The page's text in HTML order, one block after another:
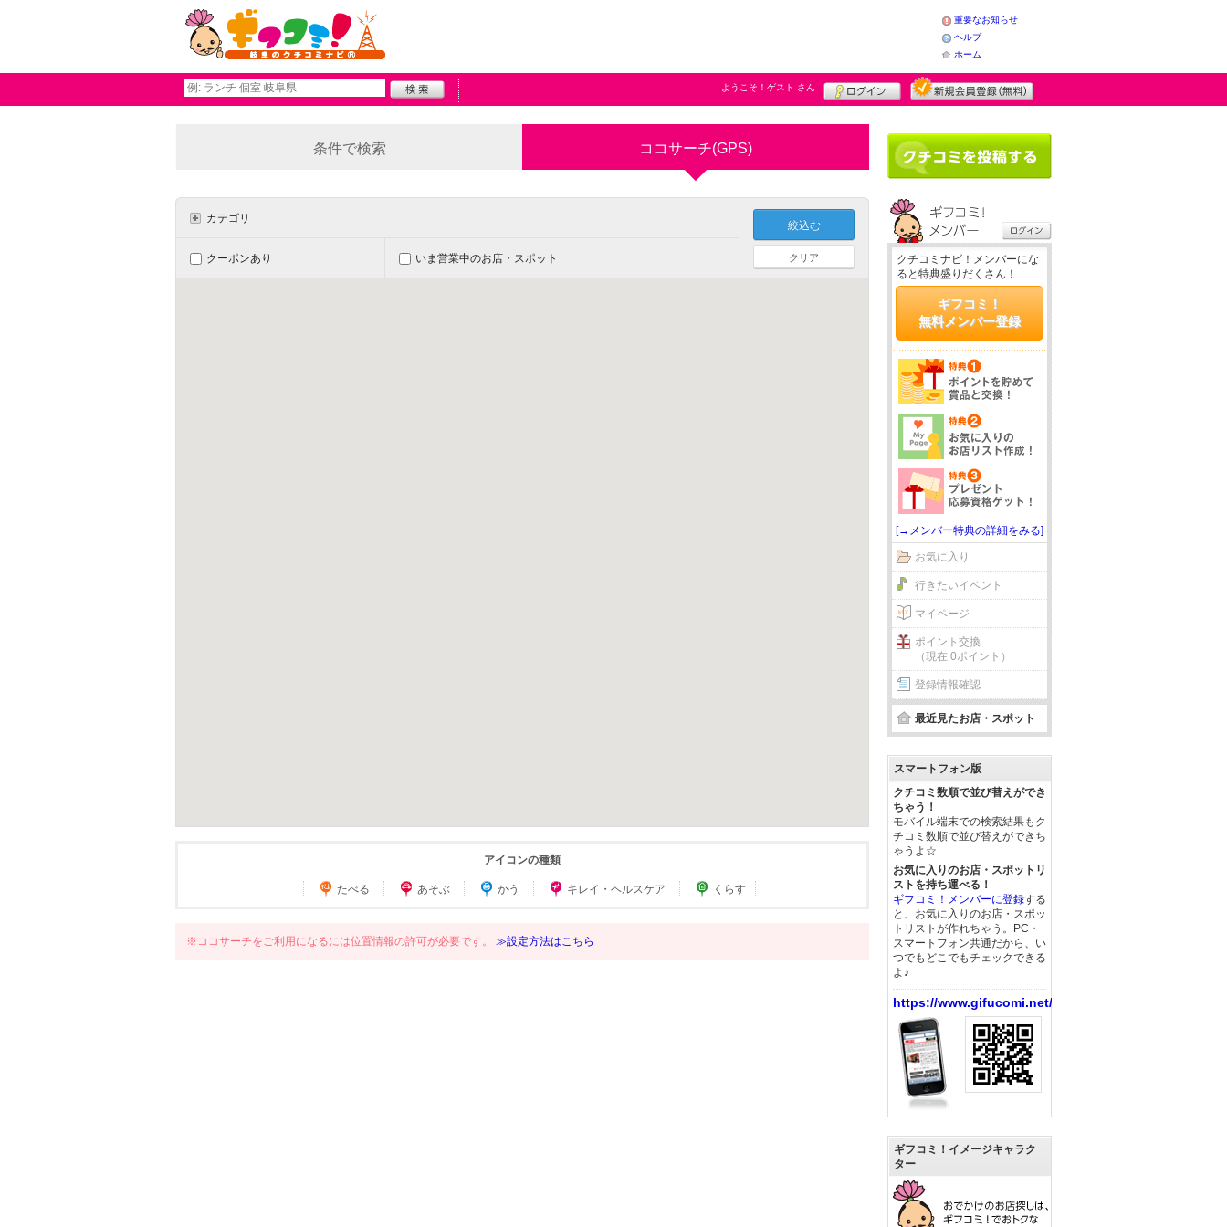
重要なお知らせ
ヘルプ
ホーム
ようこそ！ ゲスト さん
条件で検索 ココサーチ(GPS)
カテゴリ
クリア
クーポンあり いま営業中のお店・スポット
アイコンの種類
たべる あそぶ かう キレイ・ヘルスケア くらす
※ココサーチをご利用になるには位置情報の許可が必要です。 ≫設定方法はこちら
クチコミナビ！メンバーにな
ると特典盛りだくさん！
ギフコミ！
無料メンバー登録
[→メンバー特典の詳細をみる]
お気に入り
行きたいイベント
マイページ
ポイント交換
（現在 0ポイント）
登録情報確認
最近見たお店・スポット
スマートフォン版
クチコミ数順で並び替えができ
ちゃう！
モバイル端末での検索結果もク
チコミ数順で並び替えができち
ゃうよ☆
お気に入りのお店・スポットリ
ストを持ち運べる！
ギフコミ！メンバーに登録する
と、お気に入りのお店・スポッ
トリストが作れちゃう。PC・
スマートフォン共通だから、い
つでもどこでもチェックできる
よ♪
https://www.gifucomi.net/
ギフコミ！イメージキャラク
ター